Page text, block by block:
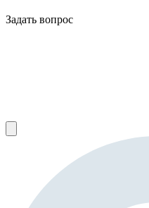
Задать вопрос